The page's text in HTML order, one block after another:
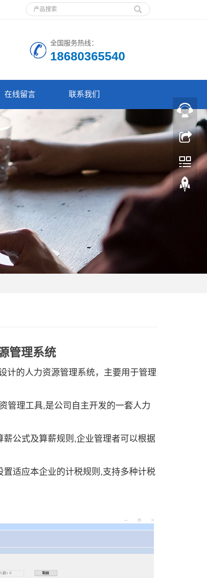
全国服务热线：
18680365540
在线留言 联系我们
管理系统
的人力资源管理系统，主要用于管理
管理工具,是公司自主开发的一套人力
公式及算薪规则,企业管理者可以根据
适应本企业的计税规则,支持多种计税